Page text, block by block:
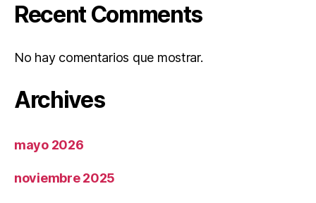
Recent Comments
No hay comentarios que mostrar.
Archives
mayo 2026
noviembre 2025